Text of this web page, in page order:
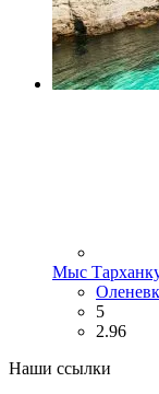
Мыс
5
2.96
Наши ссылки